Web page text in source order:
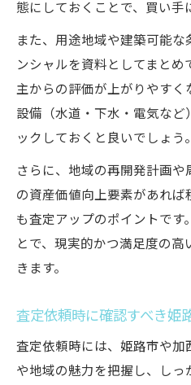
態にしておくことで、買い手
また、用途地域や建築可能
ンシャルを資料としてまとめ
主からの評価が上がりやすく
設備（水道・下水・電気など
ックしておくと良いでしょう。
さらに、地域の再開発計画
の資産価値向上要素があれば
も査定アップのポイントです
とで、現実的かつ満足度の
きます。
査定依頼時に確認すべき姫
査定依頼時には、姫路市や
や地域の魅力を把握し、し